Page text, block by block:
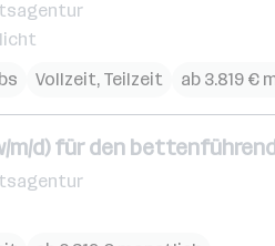
Vollzeit, Teilzeit ab 3.819 €
m/d) für den